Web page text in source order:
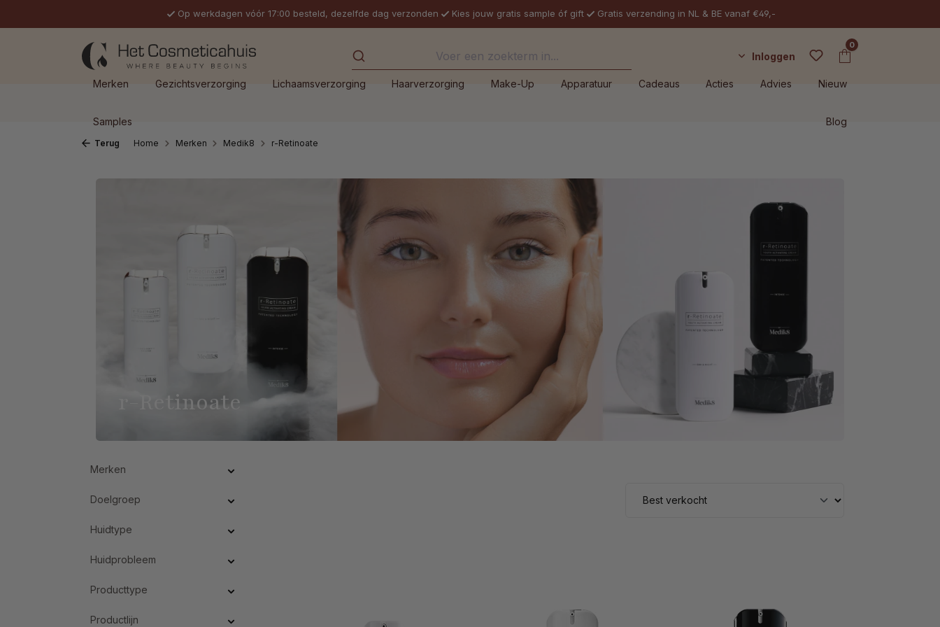
Op werkdagen vóór 17:00 besteld, dezelfde dag verzonden Kies jouw gratis sample óf gift Gratis verzending in NL & BE vanaf €49,-
Inloggen
0
Merken Gezichtsverzorging Lichaamsverzorging Haarverzorging Make-Up Apparatuur Cadeaus Acties Advies Nieuw
Samples Blog
Terug Home Merken Medik8 r-Retinoate
r-Retinoate
Merken
Doelgroep
Huidtype
Huidprobleem
Producttype
Productlijn